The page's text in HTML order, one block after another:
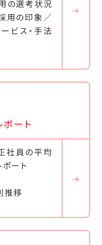
の選考状況
用の印象／
ビス・手法
ート
社員の平均
ート
推移